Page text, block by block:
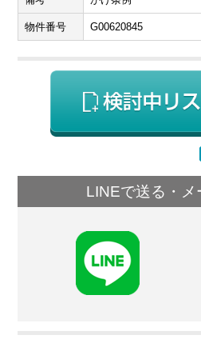
物件番号 G00620845
LINEで送る・メ